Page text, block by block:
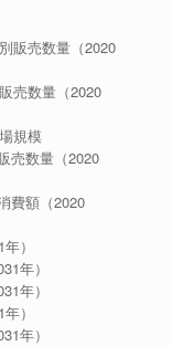
販売数量（2020
売数量（2020
規模
売数量（2020
費額（2020
）
年）
年）
）
年）